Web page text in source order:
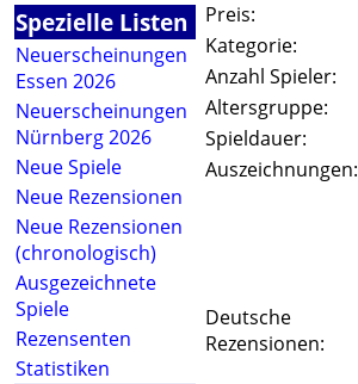
Spezielle Listen
Neuerscheinungen
Essen 2026
Neuerscheinungen
Nürnberg 2026
Neue Spiele
Neue Rezensionen
Neue Rezensionen
(chronologisch)
Ausgezeichnete
Spiele
Rezensenten
Statistiken
Preis:
Kategorie:
Anzahl Spieler:
Altersgruppe:
Spieldauer:
Auszeichnungen:
Deutsche
Rezensionen: